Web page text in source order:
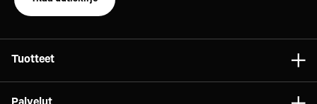
Tuotteet